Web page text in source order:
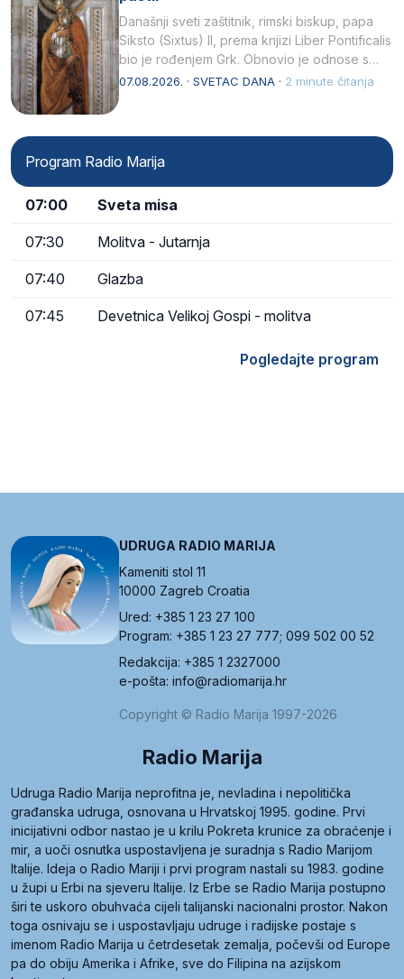
Današnji sveti zaštitnik, rimski biskup, papa
Siksto (Sixtus) II, prema knjizi Liber Pontificalis
bio je rođenjem Grk. Obnovio je odnose s
afričkim…
07.08.2026. · SVETAC DANA · 2 minute čitanja
Program Radio Marija
07:00 Sveta misa
07:30 Molitva - Jutarnja
07:40 Glazba
07:45 Devetnica Velikoj Gospi - molitva
Pogledajte program
UDRUGA RADIO MARIJA
Kameniti stol 11
10000 Zagreb Croatia
Ured: +385 1 23 27 100
Program: +385 1 23 27 777; 099 502 00 52
Redakcija: +385 1 2327000
e-pošta: info@radiomarija.hr
Copyright © Radio Marija 1997-2026
Radio Marija
Udruga Radio Marija neprofitna je, nevladina i nepolitička
građanska udruga, osnovana u Hrvatskoj 1995. godine. Prvi
inicijativni odbor nastao je u krilu Pokreta krunice za obraćenje i
mir, a uoči osnutka uspostavljena je suradnja s Radio Marijom
Italije. Ideja o Radio Mariji i prvi program nastali su 1983. godine
u župi u Erbi na sjeveru Italije. Iz Erbe se Radio Marija postupno
širi te uskoro obuhvaća cijeli talijanski nacionalni prostor. Nakon
toga osnivaju se i uspostavljaju udruge i radijske postaje s
imenom Radio Marija u četrdesetak zemalja, počevši od Europe
pa do obiju Amerika i Afrike, sve do Filipina na azijskom